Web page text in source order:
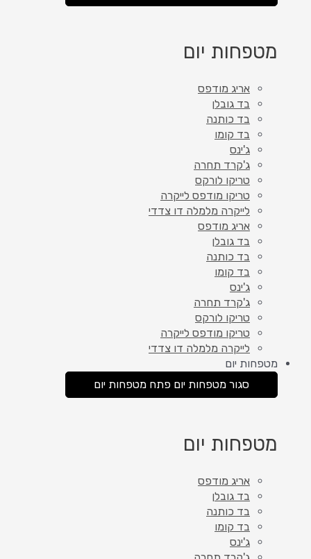
מטפחות יום
אריג מודפס
בד גובלן
בד כותנה
בד קומו
ג'ינס
ג'קרד תחרה
טריקו לורקס
טריקו מודפס לייקרה
לייקרה מלמלה דו צדדי
אריג מודפס
בד גובלן
בד כותנה
בד קומו
ג'ינס
ג'קרד תחרה
טריקו לורקס
טריקו מודפס לייקרה
לייקרה מלמלה דו צדדי
מטפחות יום
סגור מטפחות יום פתח מטפחות יום
מטפחות יום
אריג מודפס
בד גובלן
בד כותנה
בד קומו
ג'ינס